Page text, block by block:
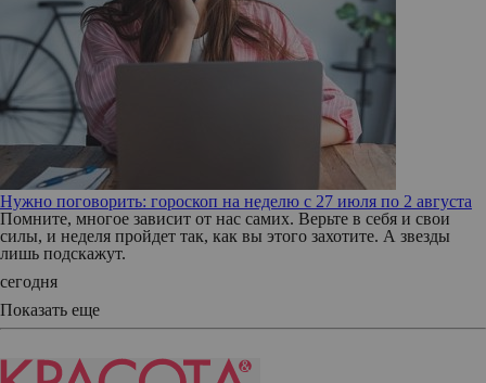
Нужно поговорить: гороскоп на неделю с 27 июля по 2 августа
Помните, многое зависит от нас самих. Верьте в себя и свои
силы, и неделя пройдет так, как вы этого захотите. А звезды
лишь подскажут.
сегодня
Показать еще